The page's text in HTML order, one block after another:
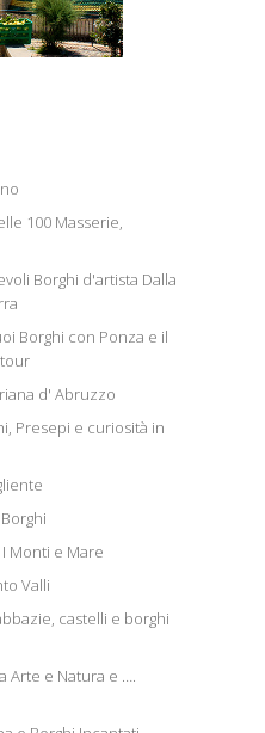
100 Masserie,
Borghi d'artista Dalla
Borghi con Ponza e il
d' Abruzzo
Presepi e curiosità in
Monti e Mare
Valli
castelli e borghi
Arte e Natura e ….